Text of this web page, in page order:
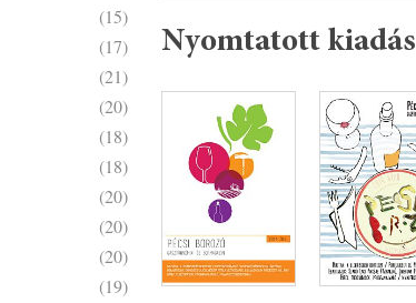
(15)
(17)
(21)
(20)
(18)
(18)
(20)
(20)
(20)
(19)
Nyomtatott kiadás